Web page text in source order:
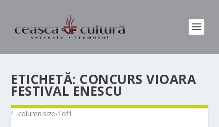
ETICHETĂ: CONCURS VIOARA
FESTIVAL ENESCU